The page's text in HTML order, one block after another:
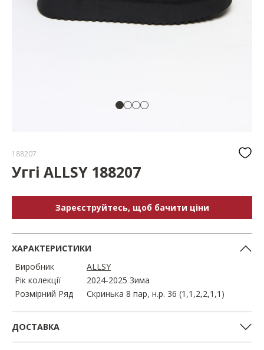
188207
Уггі ALLSY 188207
Зареєструйтесь, щоб бачити ціни
ХАРАКТЕРИСТИКИ
Виробник
ALLSY
Рік колекції
2024-2025 Зима
Розмірний Ряд
Скринька 8 пар, н.р. 36 (1,1,2,2,1,1)
ДОСТАВКА